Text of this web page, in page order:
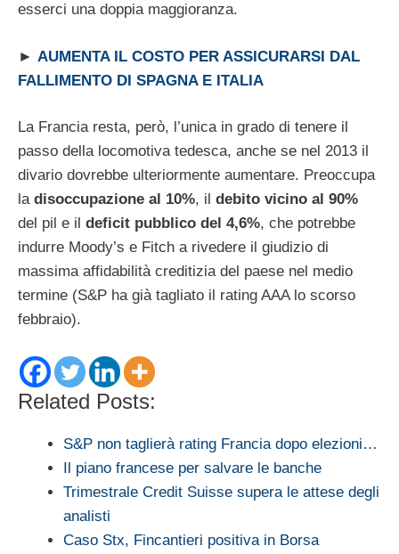
esserci una doppia maggioranza.
► AUMENTA IL COSTO PER ASSICURARSI DAL
FALLIMENTO DI SPAGNA E ITALIA
La Francia resta, però, l’unica in grado di tenere il
passo della locomotiva tedesca, anche se nel 2013 il
divario dovrebbe ulteriormente aumentare. Preoccupa
la disoccupazione al 10%, il debito vicino al 90%
del pil e il deficit pubblico del 4,6%, che potrebbe
indurre Moody’s e Fitch a rivedere il giudizio di
massima affidabilità creditizia del paese nel medio
termine (S&P ha già tagliato il rating AAA lo scorso
febbraio).
Related Posts:
S&P non taglierà rating Francia dopo elezioni…
Il piano francese per salvare le banche
Trimestrale Credit Suisse supera le attese degli
analisti
Caso Stx, Fincantieri positiva in Borsa